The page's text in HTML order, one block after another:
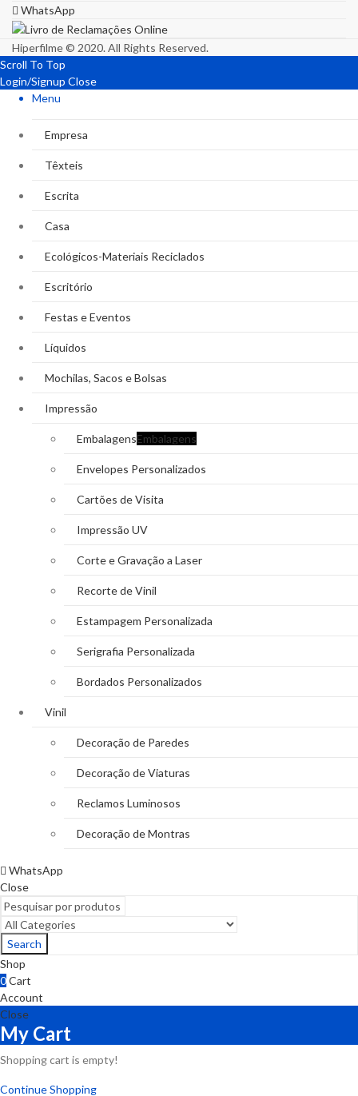
WhatsApp
Hiperfilme © 2020. All Rights Reserved.
Scroll To Top
Login/Signup Close
Menu
Empresa
Têxteis
Escrita
Casa
Ecológicos-Materiais Reciclados
Escritório
Festas e Eventos
Líquidos
Mochilas, Sacos e Bolsas
Impressão
EmbalagensEmbalagens
Envelopes Personalizados
Cartões de Visita
Impressão UV
Corte e Gravação a Laser
Recorte de Vinil
Estampagem Personalizada
Serigrafia Personalizada
Bordados Personalizados
Vinil
Decoração de Paredes
Decoração de Viaturas
Reclamos Luminosos
Decoração de Montras
WhatsApp
Close
Search
Shop
0Cart
Account
Close
My Cart
Shopping cart is empty!
Continue Shopping